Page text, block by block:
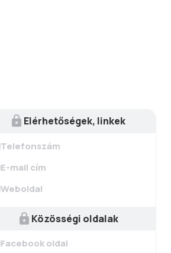
Elérhetőségek, linkek
Telefonszám
E-mail cím
Weboldal
Közösségi oldalak
Facebook oldal